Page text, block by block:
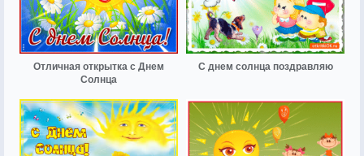
Отличная открытка с Днем
Солнца
С днем солнца поздравляю